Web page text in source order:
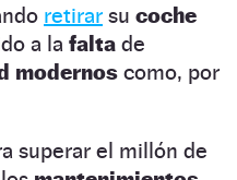
retirar su coche
a la falta de
modernos como, por
superar el millón de